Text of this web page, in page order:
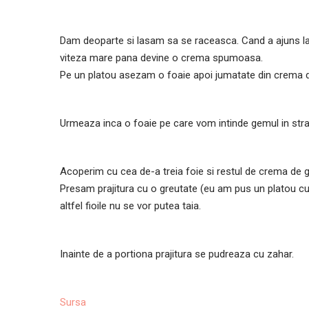
Dam deoparte si lasam sa se raceasca. Cand a ajuns
viteza mare pana devine o crema spumoasa.
Pe un platou asezam o foaie apoi jumatate din crema
Urmeaza inca o foaie pe care vom intinde gemul in
Acoperim cu cea de-a treia foie si restul de crema de
Presam prajitura cu o greutate (eu am pus un platou
altfel fioile nu se vor putea taia.
Inainte de a portiona prajitura se pudreaza cu zahar.
Sursa